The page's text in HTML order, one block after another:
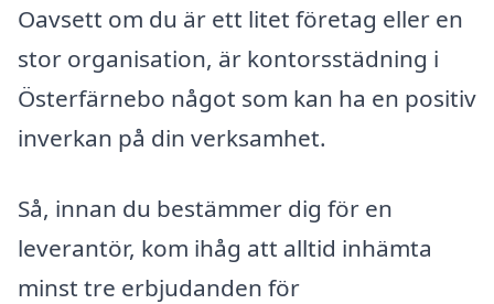
Oavsett om du är ett litet företag eller en
stor organisation, är kontorsstädning i
Österfärnebo något som kan ha en positiv
inverkan på din verksamhet.
Så, innan du bestämmer dig för en
leverantör, kom ihåg att alltid inhämta
minst tre erbjudanden för